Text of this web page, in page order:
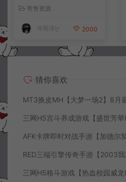
服务端+前后端全套源码+CD
K授权后台+安卓苹果双端
+详细搭建教程+视频教程
寄售资源
冷雨泽ღ 2000
猜你喜欢